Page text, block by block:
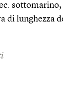
di lunghezza